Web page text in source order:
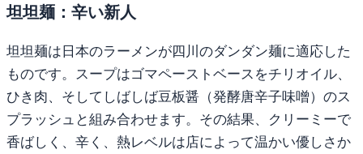
坦坦麺：辛い新人
坦坦麺は日本のラーメンが四川のダンダン麺に適応した
ものです。スープはゴマペーストベースをチリオイル、
ひき肉、そしてしばしば豆板醤（発酵唐辛子味噌）のス
プラッシュと組み合わせます。その結果、クリーミーで
香ばしく、辛く、熱レベルは店によって温かい優しさか